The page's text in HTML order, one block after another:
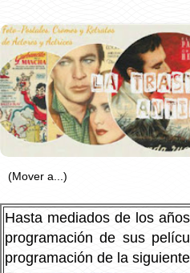
Hasta mediados de los
programación de sus
programación de la